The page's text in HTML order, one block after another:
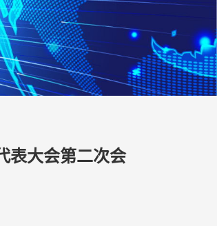
表大会第二次会